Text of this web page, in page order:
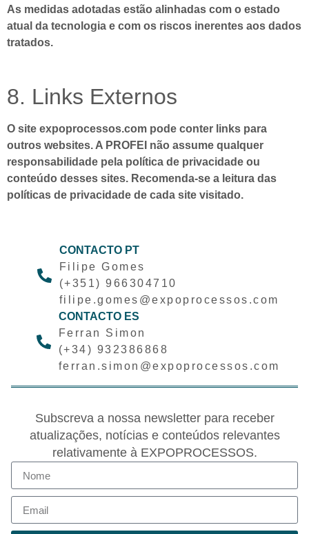
As medidas adotadas estão alinhadas com o estado
atual da tecnologia e com os riscos inerentes aos dados
tratados.
8. Links Externos
O site expoprocessos.com pode conter links para
outros websites. A PROFEI não assume qualquer
responsabilidade pela política de privacidade ou
conteúdo desses sites. Recomenda-se a leitura das
políticas de privacidade de cada site visitado.
CONTACTO PT
Filipe Gomes
(+351) 966304710
filipe.gomes@expoprocessos.com
CONTACTO ES
Ferran Simon
(+34) 932386868
ferran.simon@expoprocessos.com
Subscreva a nossa newsletter para receber
atualizações, notícias e conteúdos relevantes
relativamente à EXPOPROCESSOS.